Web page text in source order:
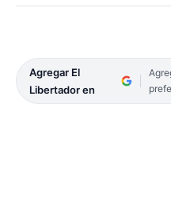
Agregar El
Libertador en